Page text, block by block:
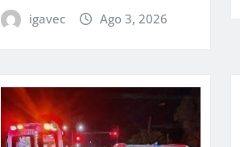
igavec Ago 3, 2026